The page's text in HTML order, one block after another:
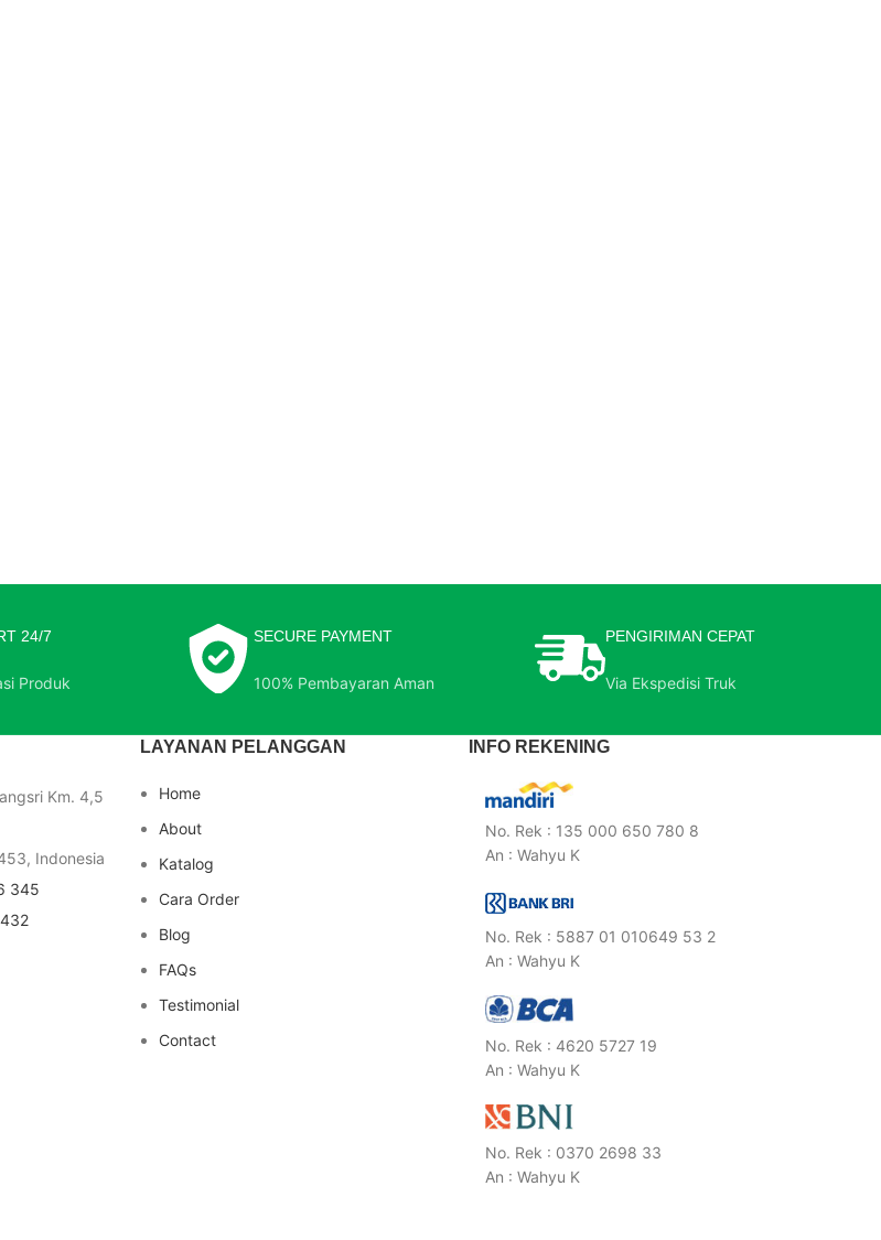
24/7
Produk
SECURE PAYMENT
100% Pembayaran Aman
PENGIRIMAN CEPAT
Via Ekspedisi Truk
Km. 4,5
Indonesia
345
LAYANAN PELANGGAN
Home
About
Katalog
Cara Order
Blog
FAQs
Testimonial
Contact
INFO REKENING
No. Rek : 135 000 650 780 8
An : Wahyu K
No. Rek : 5887 01 010649 53 2
An : Wahyu K
No. Rek : 4620 5727 19
An : Wahyu K
No. Rek : 0370 2698 33
An : Wahyu K